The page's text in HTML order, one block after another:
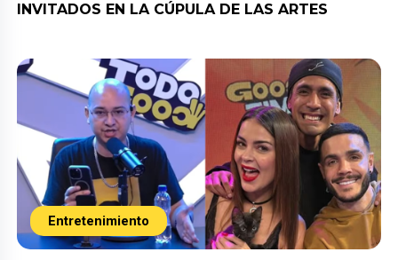
INVITADOS EN LA CÚPULA DE LAS ARTES
Entretenimiento